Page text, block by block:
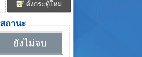
ตั้งกระทู้ใหม่
สถานะ
ยังไม่จบ